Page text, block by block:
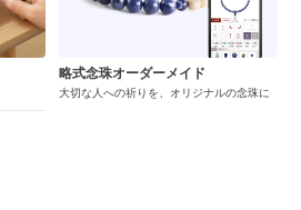
略式念珠オーダーメイド
大切な人への祈りを、オリジナルの念珠に